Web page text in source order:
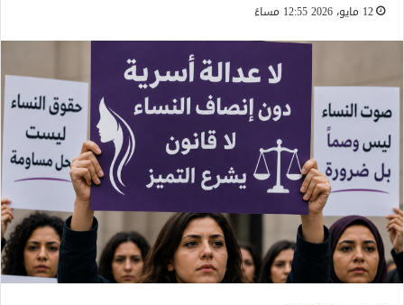
12 مايو، 2026 12:55 مساءً